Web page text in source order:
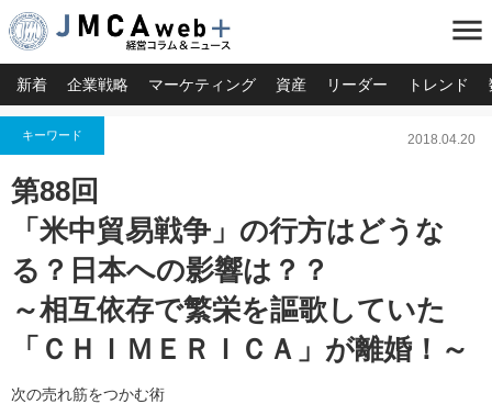
menu
新着 企業戦略 マーケティング 資産 リーダー トレンド
キーワード 2018.04.20
第88回
「米中貿易戦争」の行方はどうな
る？日本への影響は？？
～相互依存で繁栄を謳歌していた
「ＣＨＩＭＥＲＩＣＡ」が離婚！～
次の売れ筋をつかむ術